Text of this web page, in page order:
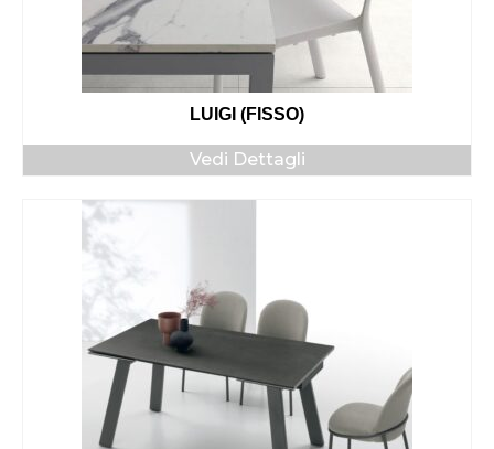
LUIGI (FISSO)
Vedi Dettagli